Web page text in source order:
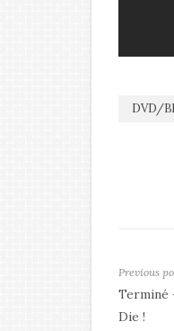
DVD/
Previous
Terminé
Die !